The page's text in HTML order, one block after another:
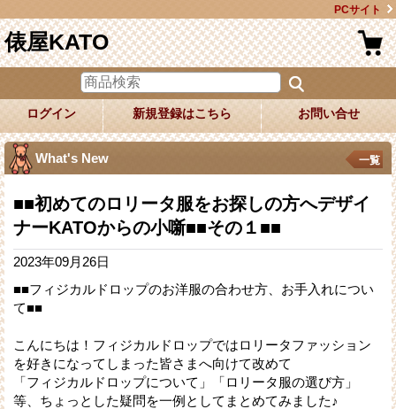
PCサイト
俵屋KATO
ログイン 新規登録はこちら お問い合せ
What's New 一覧
■■初めてのロリータ服をお探しの方へデザイ
ナーKATOからの小噺■■その１■■
2023年09月26日
■■フィジカルドロップのお洋服の合わせ方、お手入れについ
て■■
こんにちは！フィジカルドロップではロリータファッション
を好きになってしまった皆さまへ向けて改めて
「フィジカルドロップについて」「ロリータ服の選び方」
等、ちょっとした疑問を一例としてまとめてみました♪